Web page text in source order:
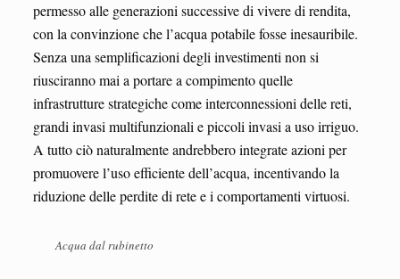
permesso alle generazioni successive di vivere di rendita,
con la convinzione che l’acqua potabile fosse inesauribile.
Senza una semplificazioni degli investimenti non si
riusciranno mai a portare a compimento quelle
infrastrutture strategiche come interconnessioni delle reti,
grandi invasi multifunzionali e piccoli invasi a uso irriguo.
A tutto ciò naturalmente andrebbero integrate azioni per
promuovere l’uso efficiente dell’acqua, incentivando la
riduzione delle perdite di rete e i comportamenti virtuosi.
Acqua dal rubinetto